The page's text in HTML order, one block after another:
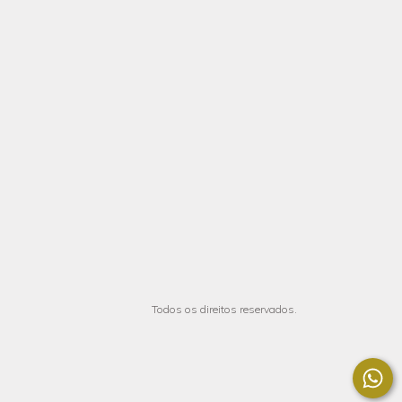
Todos os direitos reservados.